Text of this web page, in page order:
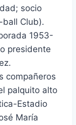
socio
ball Club).
1953-
presidente
compañeros
palquito alto
Estadio
María